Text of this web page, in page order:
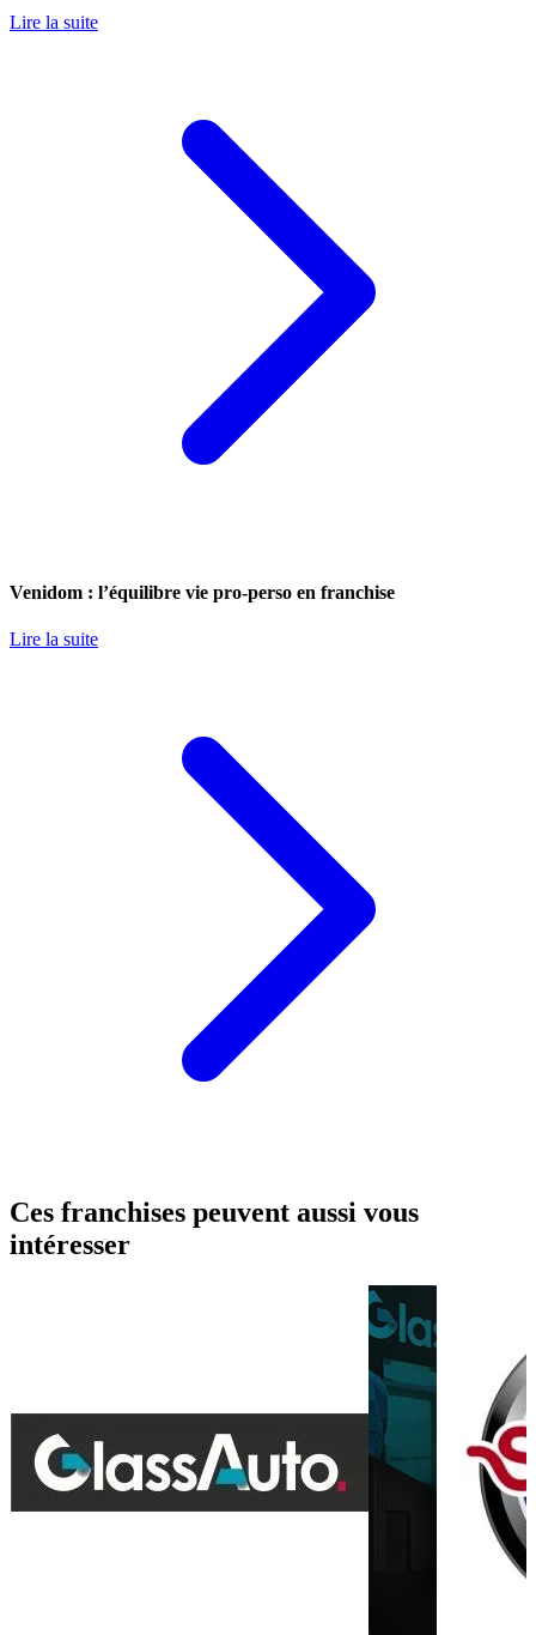
Lire la suite
Venidom : l’équilibre vie pro-perso en franchise
Lire la suite
Ces franchises peuvent aussi vous
intéresser